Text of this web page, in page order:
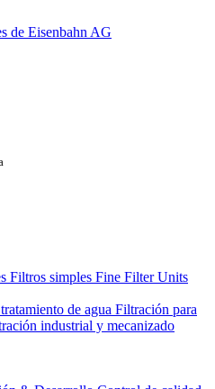
de Eisenbahn AG
Filtros simples Fine Filter Units
de agua Filtración para
industrial y mecanizado